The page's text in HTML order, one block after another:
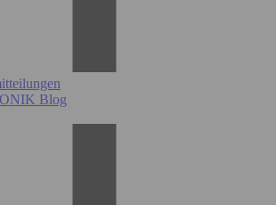
Blog